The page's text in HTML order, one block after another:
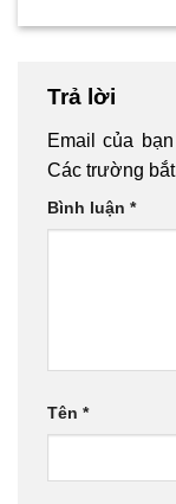
Trả lời
Email của
Các trường
Bình luận *
Tên *